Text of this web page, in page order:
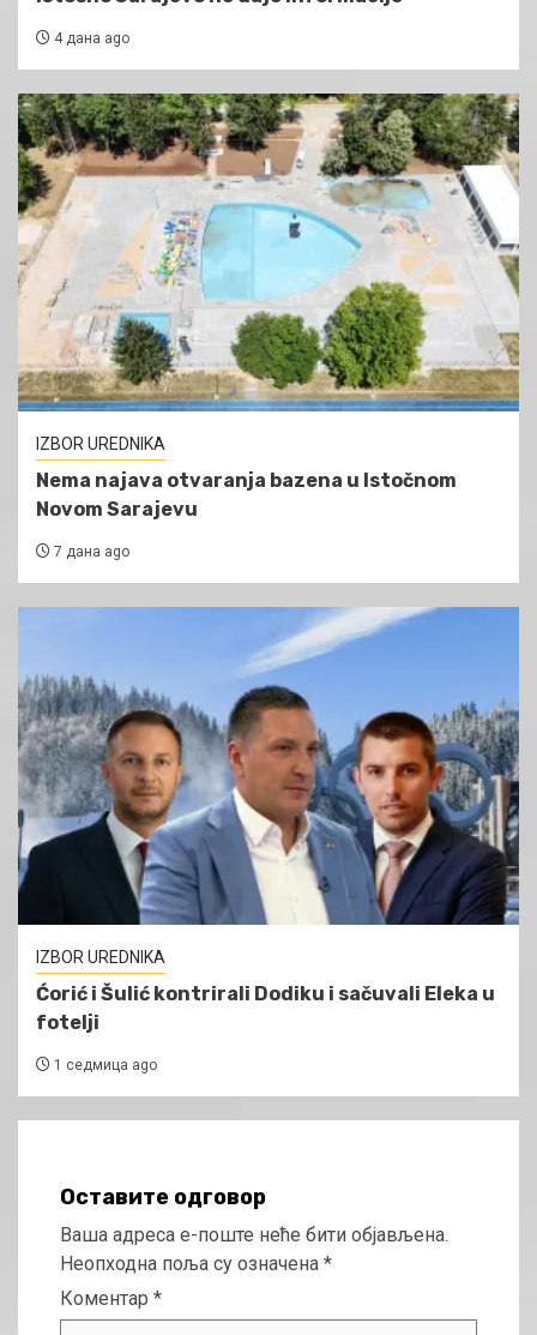
4 дана ago
IZBOR UREDNIKA
Nema najava otvaranja bazena u Istočnom
Novom Sarajevu
7 дана ago
IZBOR UREDNIKA
Ćorić i Šulić kontrirali Dodiku i sačuvali Eleka u
fotelji
1 седмица ago
Оставите одговор
Ваша адреса е-поште неће бити објављена.
Неопходна поља су означена *
Коментар *